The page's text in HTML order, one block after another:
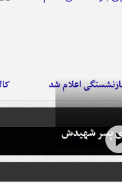
اعلام شد
پسر شهیدش